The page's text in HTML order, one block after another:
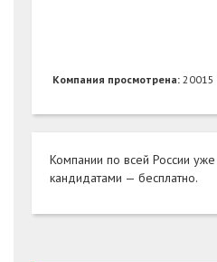
Компания просмотрена:20015
Компании по всей России
кандидатами — бесплатно.